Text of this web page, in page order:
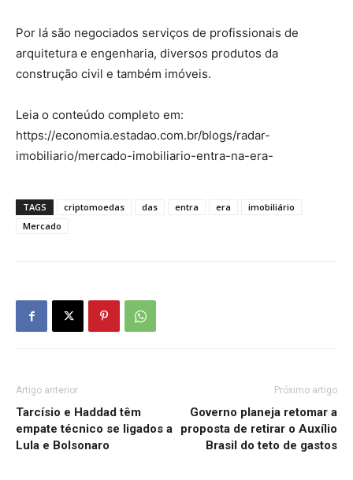
Por lá são negociados serviços de profissionais de
arquitetura e engenharia, diversos produtos da
construção civil e também imóveis.
Leia o conteúdo completo em:
https://economia.estadao.com.br/blogs/radar-
imobiliario/mercado-imobiliario-entra-na-era-
TAGS criptomoedas das entra era
imobiliário
Mercado
Artigo anterior
Tarcísio e Haddad têm
empate técnico se ligados a
Lula e Bolsonaro
Próximo artigo
Governo planeja retomar a
proposta de retirar o Auxílio
Brasil do teto de gastos